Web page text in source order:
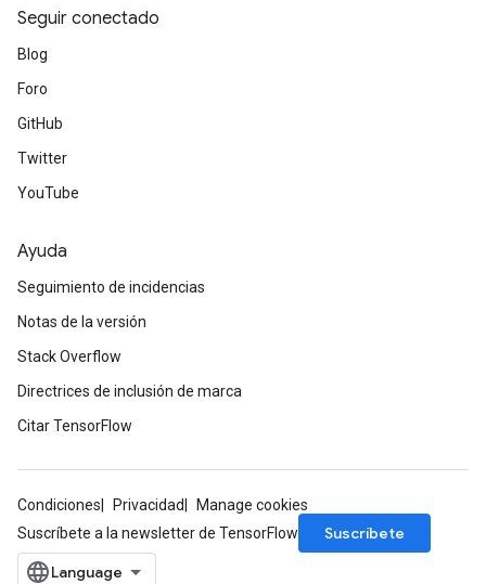
Seguir conectado
Blog
Foro
GitHub
Twitter
YouTube
Ayuda
Seguimiento de incidencias
Notas de la versión
Stack Overflow
Directrices de inclusión de marca
Citar TensorFlow
Condiciones Privacidad
Manage cookies
Suscríbete a la newsletter de TensorFlow
Suscríbete